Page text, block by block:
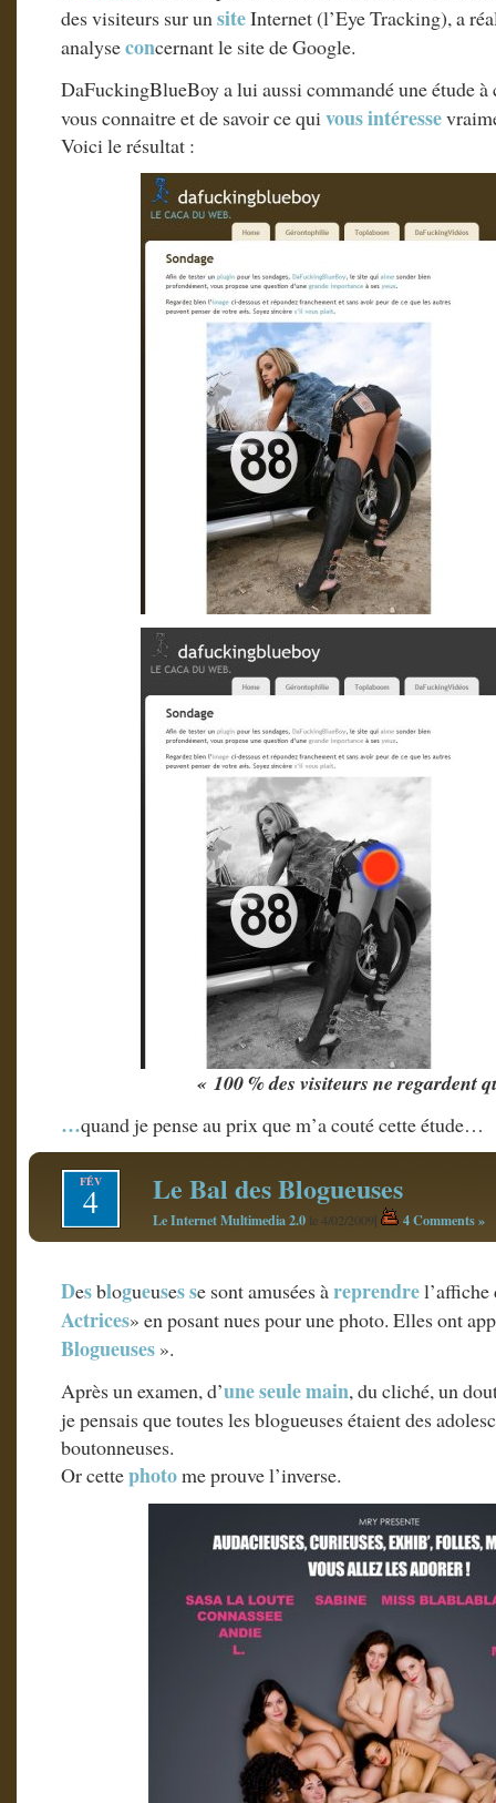
des visiteurs sur unsiteInternet (l’Eye Tracking), a
analyseconcernant le site de Google.
DaFuckingBlueBoy a lui aussi commandé une étude
vous connaitre et de savoir ce quivous intéresse
Voici le résultat :
« 100 % des visiteurs ne regardent
…quand je pense au prix que m’a couté cette étude…
FÉV
4 Le Bal des Blogueuses
Le Internet Multimedia 2.0 le 4/02/2009| 4 Comments »
Desblogueusesse sont amusées àreprendre
Actrices» en posant nues pour une photo. Elles ont
Blogueuses ».
Après un examen, d’une seule main, du cliché, un
je pensais que toutes les blogueuses étaient des
boutonneuses.
Or cettephotome prouve l’inverse.